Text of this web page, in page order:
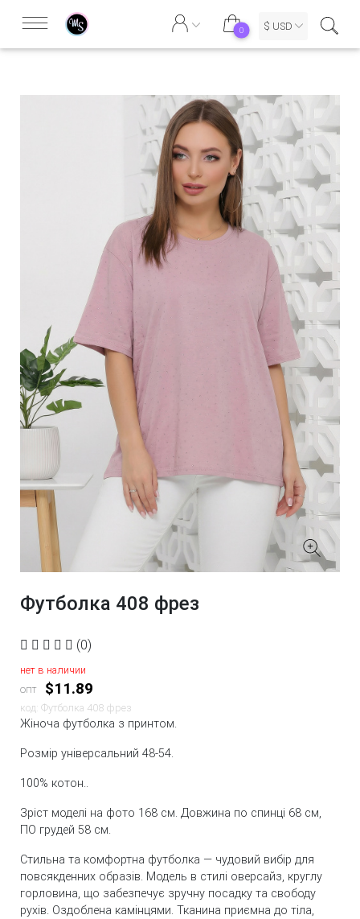
0 $ USD
Футболка 408 фрез
(0)
нет в наличии
опт $11.89
код: Футболка 408 фрез
Жіноча футболка з принтом.
Розмір універсальний 48-54.
100% котон..
Зріст моделі на фото 168 см. Довжина по спинці 68 см,
ПО грудей 58 см.
Стильна та комфортна футболка — чудовий вибір для
повсякденних образів. Модель в стилі оверсайз, круглу
горловина, що забезпечує зручну посадку та свободу
рухів. Оздоблена камінцями. Тканина приємна до тіла,